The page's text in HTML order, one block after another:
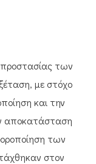
προστασίας των
με στόχο
και την
αποκατάσταση
των
στον